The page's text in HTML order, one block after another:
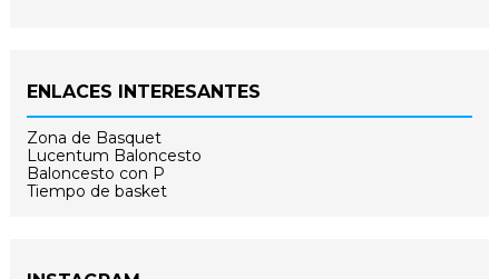
ENLACES INTERESANTES
Zona de Basquet
Lucentum Baloncesto
Baloncesto con P
Tiempo de basket